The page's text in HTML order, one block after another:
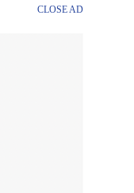
CLOSE AD